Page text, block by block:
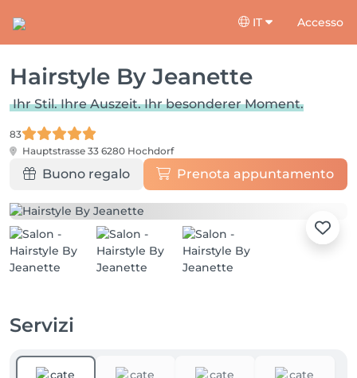
IT Accesso
Hairstyle By Jeanette
Ihr Stil. Ihre Auszeit. Ihr besonderer Moment.
83
Hauptstrasse 33 6280 Hochdorf
Buono regalo Prenota appuntamento
Servizi